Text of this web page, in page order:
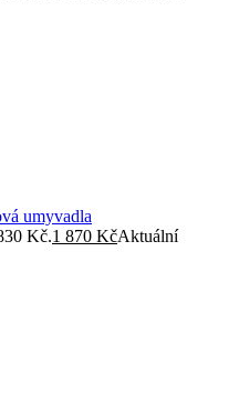
umyvadla
Kč.1 870 KčAktuální